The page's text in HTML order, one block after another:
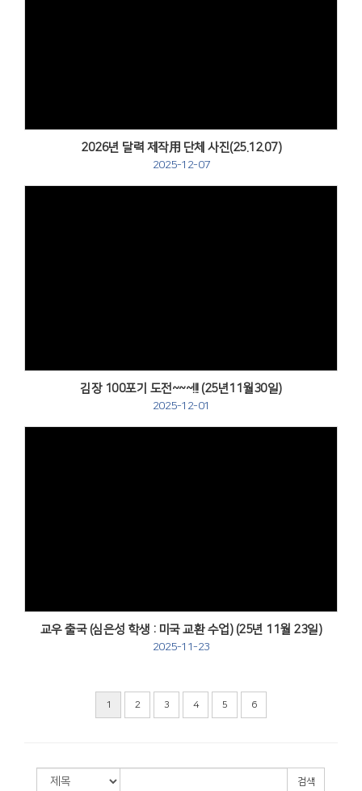
2026년 달력 제작用 단체 사진(25.12.07)
2025-12-07
김장 100포기 도전~~~!!! (25년11월30일)
2025-12-01
교우 출국 (심은성 학생 : 미국 교환 수업) (25년 11월 23일)
2025-11-23
1 2 3 4 5 6
검색